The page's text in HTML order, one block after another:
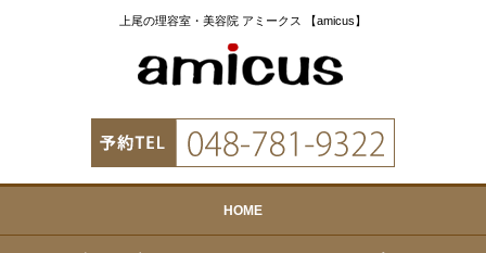
上尾の理容室・美容院 アミークス 【amicus】
HOME